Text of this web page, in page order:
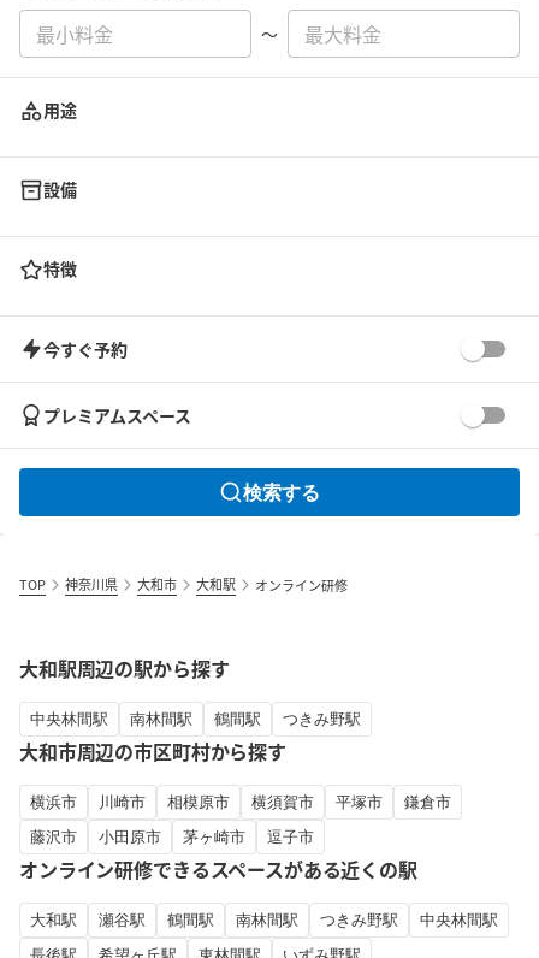
〜
用途
設備
特徴
今すぐ予約
プレミアムスペース
検索する
TOP 神奈川県 大和市 大和駅 オンライン研修
大和駅周辺の駅から探す
中央林間駅 南林間駅 鶴間駅 つきみ野駅
大和市周辺の市区町村から探す
横浜市 川崎市 相模原市 横須賀市 平塚市
鎌倉市
藤沢市
小田原市 茅ヶ崎市 逗子市
オンライン研修できるスペースがある近くの駅
大和駅 瀬谷駅 鶴間駅 南林間駅 つきみ野駅
中央林間駅